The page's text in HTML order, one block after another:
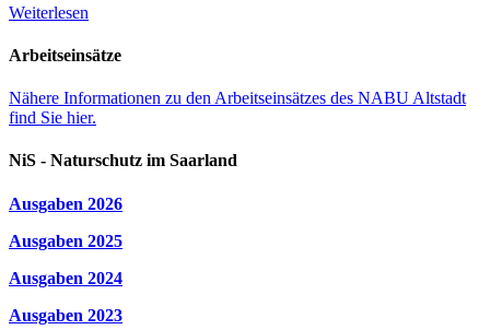
Weiterlesen
Arbeitseinsätze
Nähere Informationen zu den Arbeitseinsätzes des NABU Altstadt
find Sie hier.
NiS - Naturschutz im Saarland
Ausgaben 2026
Ausgaben 2025
Ausgaben 2024
Ausgaben 2023